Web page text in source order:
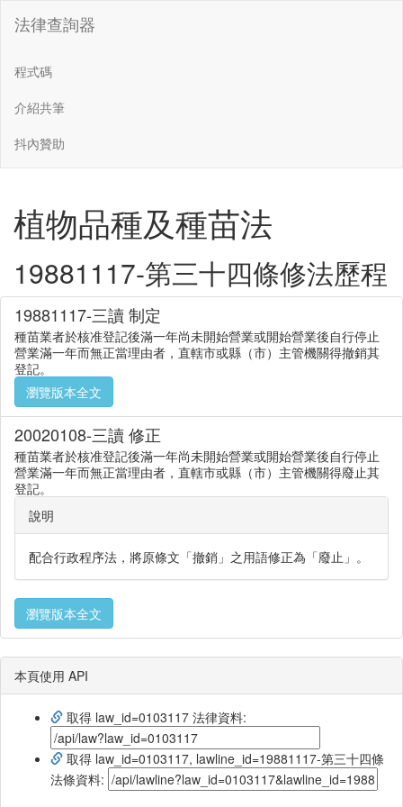
法律查詢器
程式碼
介紹共筆
抖內贊助
植物品種及種苗法
19881117-第三十四條修法歷程
19881117-三讀 制定
種苗業者於核准登記後滿一年尚未開始營業或開始營業後自行停止
營業滿一年而無正當理由者，直轄市或縣（市）主管機關得撤銷其
登記。
瀏覽版本全文
20020108-三讀 修正
種苗業者於核准登記後滿一年尚未開始營業或開始營業後自行停止
營業滿一年而無正當理由者，直轄市或縣（市）主管機關得廢止其
登記。
說明
配合行政程序法，將原條文「撤銷」之用語修正為「廢止」。
瀏覽版本全文
本頁使用 API
取得 law_id=0103117 法律資料:
取得 law_id=0103117, lawline_id=19881117-第三十四條
法條資料: